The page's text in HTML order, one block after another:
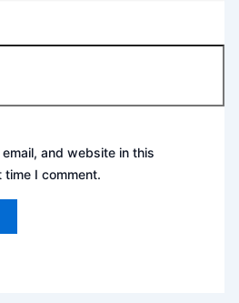
and website in this
I comment.